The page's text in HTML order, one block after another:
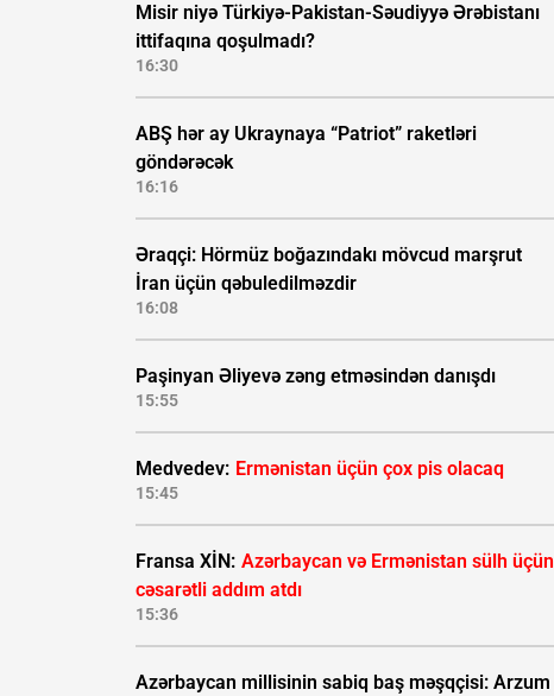
Misir niyə Türkiyə-Pakistan-Səudiyyə Ərəbistanı
ittifaqına qoşulmadı?
16:30
ABŞ hər ay Ukraynaya “Patriot” raketləri
göndərəcək
16:16
Əraqçi: Hörmüz boğazındakı mövcud marşrut
İran üçün qəbuledilməzdir
16:08
Paşinyan Əliyevə zəng etməsindən danışdı
15:55
Medvedev: Ermənistan üçün çox pis olacaq
15:45
Fransa XİN: Azərbaycan və Ermənistan sülh üçün
cəsarətli addım atdı
15:36
Azərbaycan millisinin sabiq baş məşqçisi: Arzum